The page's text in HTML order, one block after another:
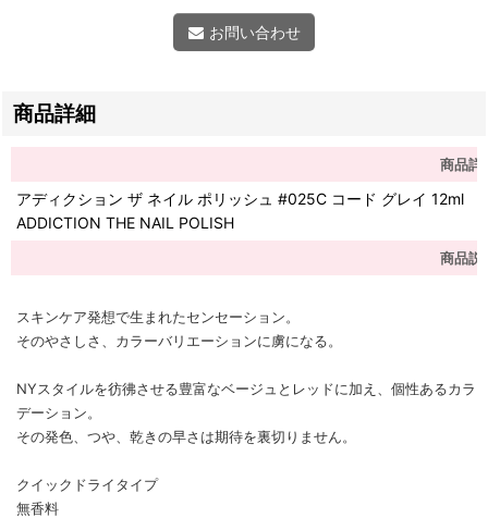
お問い合わせ
商品詳細
商品詳
アディクション ザ ネイル ポリッシュ #025C コード グレイ 12ml
ADDICTION THE NAIL POLISH
商品説
スキンケア発想で生まれたセンセーション。
そのやさしさ、カラーバリエーションに虜になる。
NYスタイルを彷彿させる豊富なベージュとレッドに加え、個性あるカ
デーション。
その発色、つや、乾きの早さは期待を裏切りません。
クイックドライタイプ
無香料